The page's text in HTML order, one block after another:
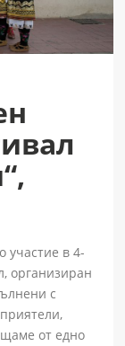
участие в 4-
организиран
с
от едно